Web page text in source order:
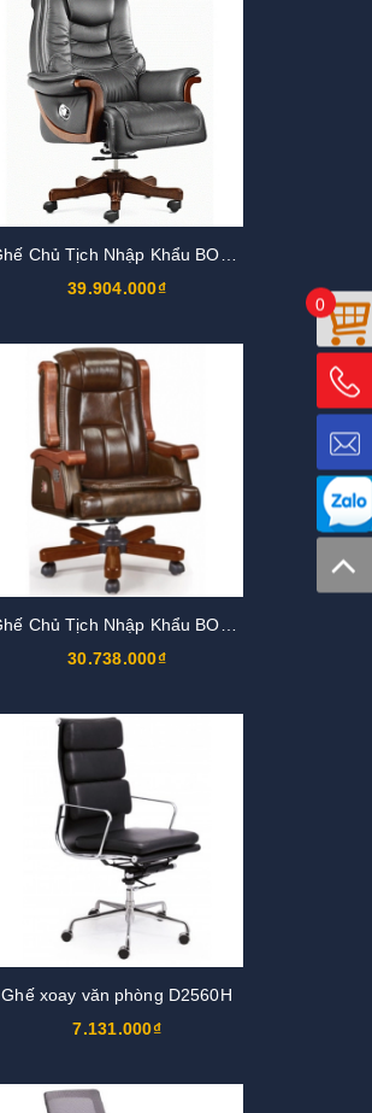
39.904.000₫
30.738.000₫
Ghế xoay văn phòng D2560H
7.131.000₫
0